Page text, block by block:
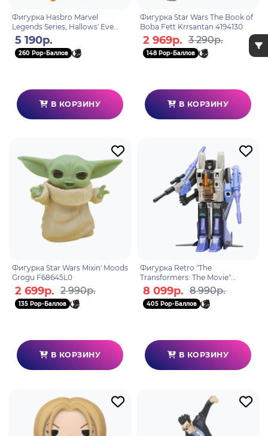
Фигурка Hasbro Marvel
Legends Series, Hallows' Eve
5010996197078
5 190р.
260 Pop-Баллов
В КОРЗИНУ
Фигурка Star Wars The Book of
Boba Fett Krrsantan 4194130
2 969р. 3 290р.
148 Pop-Баллов
В КОРЗИНУ
Фигурка Star Wars Mixin' Moods
Grogu F68645L0
2 699р. 2 990р.
135 Pop-Баллов
В КОРЗИНУ
Фигурка Retro "The
Transformers: The Movie"
Skywarp F69525L0
8 099р. 8 990р.
405 Pop-Баллов
В КОРЗИНУ